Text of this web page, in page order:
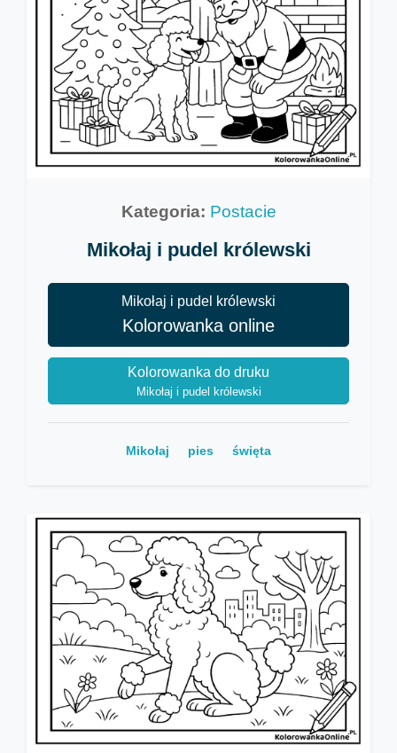
Kategoria: Postacie
Mikołaj i pudel królewski
Mikołaj i pudel królewski
Kolorowanka online
Kolorowanka do druku
Mikołaj i pudel królewski
Mikołaj pies święta